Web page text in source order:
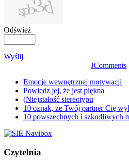
Odśwież
Wyślij
JComments
Emocje wewnętrznej motywacji
Powiedz jej, że jest piękna
(Nie)stałość stereotypu
10 oznak, że Twój partner Cię
10 powszechnych i szkodliwych
Czytelnia